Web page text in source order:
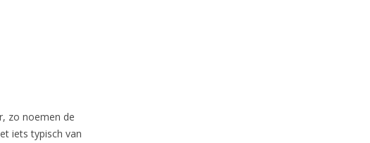
zo noemen de
iets typisch van